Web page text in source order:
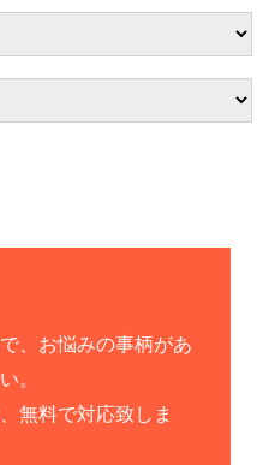
、お悩みの事柄があ
。
無料で対応致しま